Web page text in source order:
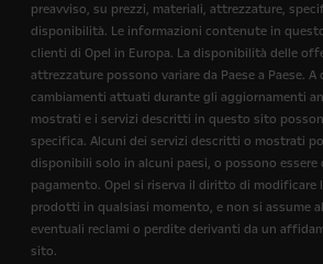
preavviso, su prezzi, materiali, attrezzature,
disponibilità. Le informazioni contenute in
clienti di Opel in Europa. La disponibilità delle
attrezzature possono variare da Paese a Paese. A
cambiamenti attuati durante gli aggiornamenti
mostrati e i servizi descritti in questo sito
specifica. Alcuni dei servizi descritti o mostrati
disponibili solo in alcuni paesi, o possono essere
pagamento. Opel si riserva il diritto di modificare
prodotti in qualsiasi momento, e non si assume
eventuali reclami o perdite derivanti da un
sito.